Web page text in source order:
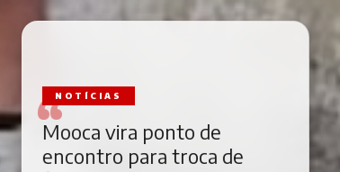
NOTÍCIAS
Mooca vira ponto de
encontro para troca de